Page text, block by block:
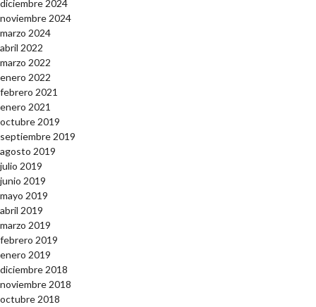
diciembre 2024
noviembre 2024
marzo 2024
abril 2022
marzo 2022
enero 2022
febrero 2021
enero 2021
octubre 2019
septiembre 2019
agosto 2019
julio 2019
junio 2019
mayo 2019
abril 2019
marzo 2019
febrero 2019
enero 2019
diciembre 2018
noviembre 2018
octubre 2018